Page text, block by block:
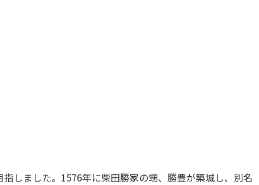
しました。1576年に柴田勝家の甥、勝豊が築城し、別名